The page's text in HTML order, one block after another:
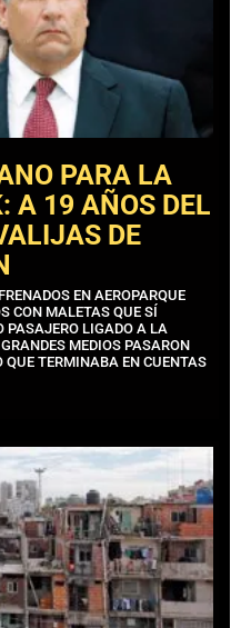
PARA LA
A 19 AÑOS DEL
DE
EN AEROPARQUE
CON MALETAS QUE SÍ
PASAJERO LIGADO A LA
MEDIOS PASARON
QUE TERMINABA EN CUENTAS